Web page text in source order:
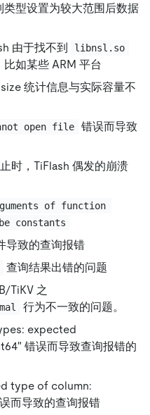
型设置为较大范围后数据
由于找不到
libnsl.so
如某些 ARM 平台
统计信息与实际容量不
open file
错误而导致
时，TiFlash 偶发的崩溃
of function
constants
导致的查询报错
查询结果出错的问题
TiKV 之
行为不一致的问题。
expected
错误而导致查询报错的
type of column:
而导致的查询报错